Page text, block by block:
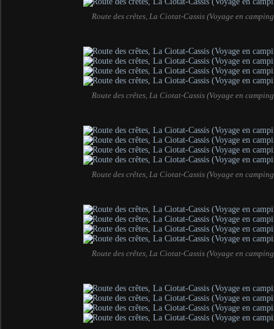
Route des crêtes, La Ciotat-Cassis (Voyage en
Route des crêtes, La Ciotat-Cassis (Voyage en
Route des crêtes, La Ciotat-Cassis (Voyage en
Route des crêtes, La Ciotat-Cassis (Voyage en